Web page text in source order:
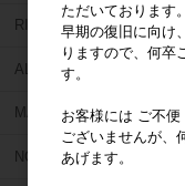
RICHWIL (リッチウィル)
AL DENTE (アルデンテ)
MARIOTTI (マリオッティ)
NOBILIUM (ノビリアム)
ただいております。
早期の復旧に向け
りますので、何卒
す。
お客様には ご不
ございませんが、
あげます。